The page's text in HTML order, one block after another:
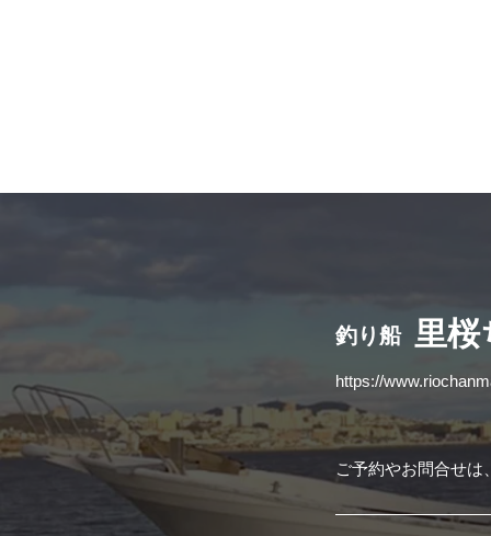
釣り船 里桜
https://
ご予約やお問合せは